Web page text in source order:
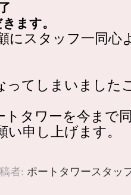
ます。
スタッフ一同心
ってしまいました
トタワーを今まで
い申し上げます。
者: ポートタワースタッ